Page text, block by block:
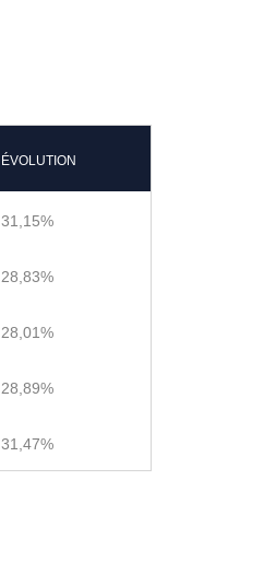
ÉVOLUTION
31,15%
28,83%
28,01%
28,89%
31,47%